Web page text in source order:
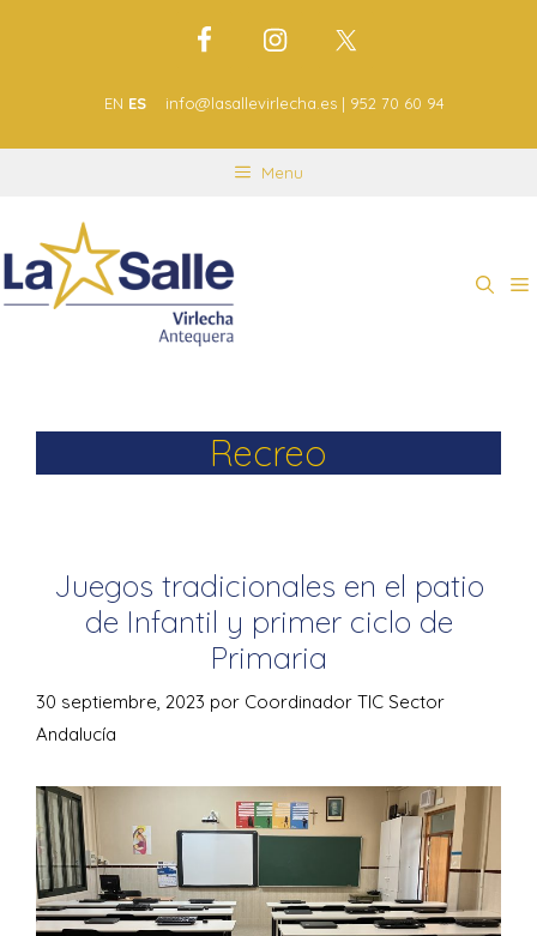
EN ES info@lasallevirlecha.es | 952 70 60 94
Menu
Recreo
Juegos tradicionales en el patio
de Infantil y primer ciclo de
Primaria
30 septiembre, 2023 por Coordinador TIC Sector
Andalucía